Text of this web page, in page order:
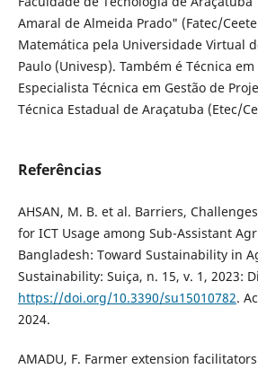
Amaral de Almeida Prado" (Fatec/
Matemática pela Universidade Virtual
Paulo (Univesp). Também é Técnica
Especialista Técnica em Gestão de
Técnica Estadual de Araçatuba (Etec/
Referências
AHSAN, M. B. et al. Barriers,
for ICT Usage among Sub-Assistant
Bangladesh: Toward Sustainability in
Sustainability: Suiça, n. 15, v. 1, 2023:
https://doi.org/10.3390/su15010782.
2024.
AMADU, F. Farmer extension